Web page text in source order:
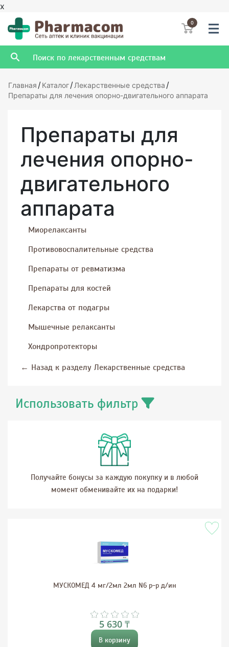
x
0
Главная /Каталог/Лекарственные средства /
Препараты для лечения опорно-двигательного аппарата
Препараты для
лечения опорно-
двигательного
аппарата
Миорелаксанты
Противовоспалительные средства
Препараты от ревматизма
Препараты для костей
Лекарства от подагры
Мышечные релаксанты
Хондропротекторы
← Назад к разделу Лекарственные средства
Использовать фильтр
Получайте бонусы за каждую покупку и в любой
момент обменивайте их на подарки!
МУСКОМЕД 4 мг/2мл 2мл N6 р-р д/ин
5 630 ₸
В корзину